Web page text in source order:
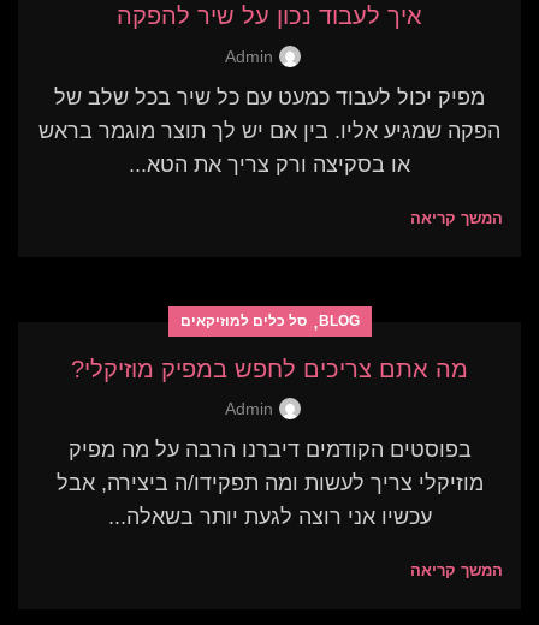
איך לעבוד נכון על שיר להפקה
Admin
מפיק יכול לעבוד כמעט עם כל שיר בכל שלב של
הפקה שמגיע אליו. בין אם יש לך תוצר מוגמר בראש
או בסקיצה ורק צריך את הטא...
המשך קריאה
BLOG
,סל כלים למוזיקאים
מה אתם צריכים לחפש במפיק מוזיקלי?
Admin
בפוסטים הקודמים דיברנו הרבה על מה מפיק
מוזיקלי צריך לעשות ומה תפקידו/ה ביצירה, אבל
עכשיו אני רוצה לגעת יותר בשאלה...
המשך קריאה